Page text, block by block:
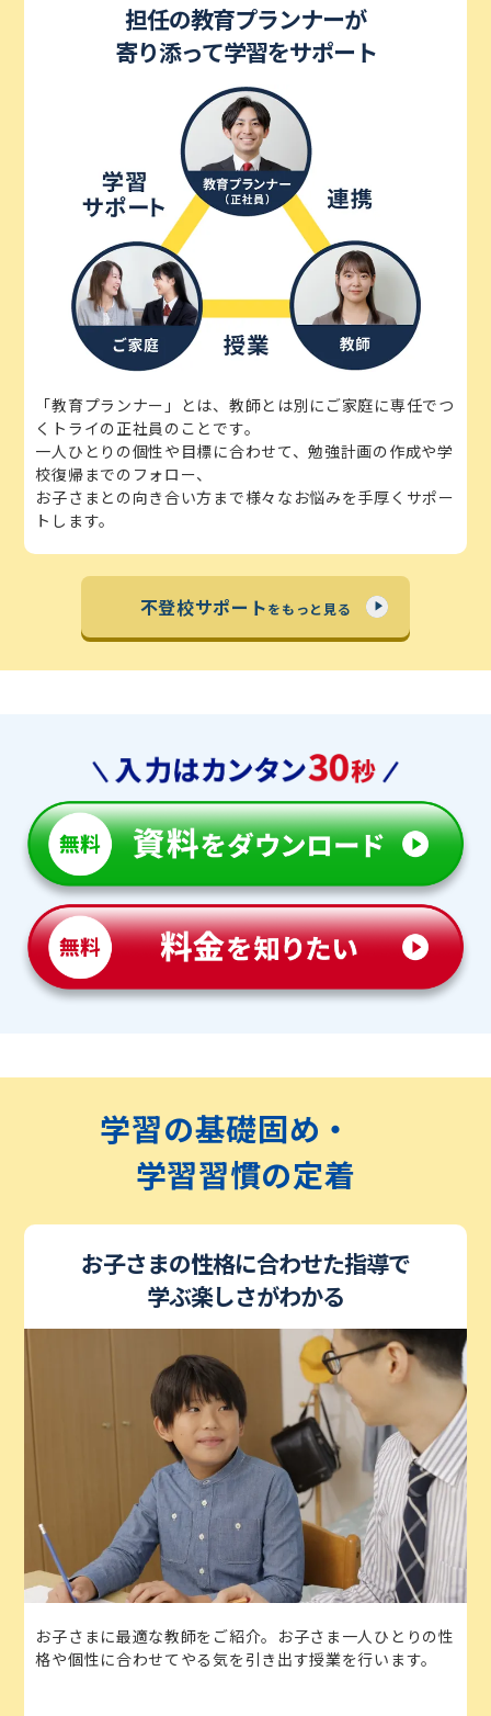
担任の教育プランナーが
寄り添って学習をサポート
「教育プランナー」とは、教師とは別にご家庭に専任でつ
くトライの正社員のことです。
一人ひとりの個性や目標に合わせて、勉強計画の作成や学
校復帰までのフォロー、
お子さまとの向き合い方まで様々なお悩みを手厚くサポー
トします。
不登校サポートをもっと見る
学習の基礎固め・
学習習慣の定着
お子さまの性格に合わせた指導で
学ぶ楽しさがわかる
お子さまに最適な教師をご紹介。お子さま一人ひとりの性
格や個性に合わせてやる気を引き出す授業を行います。